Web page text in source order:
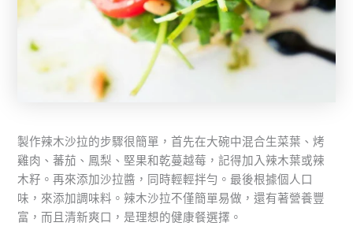
製作辣木沙拉的步驟很簡單，首先在大碗中混合生菜葉、烤
雞肉、蕃茄、鳳梨、堅果和乾蔓越莓，記得加入辣木葉或辣
木籽。再來添加沙拉醬，同時輕輕拌勻。最後根據個人口
味，來添加調味料。辣木沙拉不僅簡單易做，還有著營養豐
富，而且清新爽口，是理想的健康餐選擇。